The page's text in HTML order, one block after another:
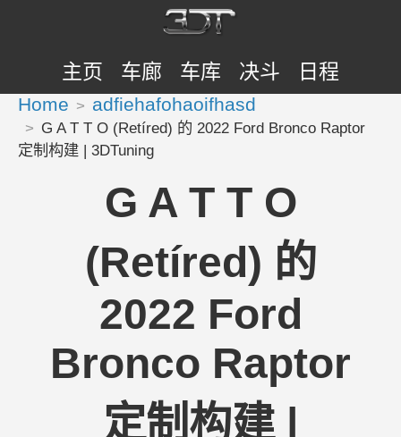
主页 车廊 车库 决斗 日程
Home adfiehafohaoifhasd
G A T T O (Retíred) 的 2022 Ford Bronco Raptor
定制构建 | 3DTuning
G A T T O
(Retíred) 的
2022 Ford
Bronco Raptor
定制构建 |